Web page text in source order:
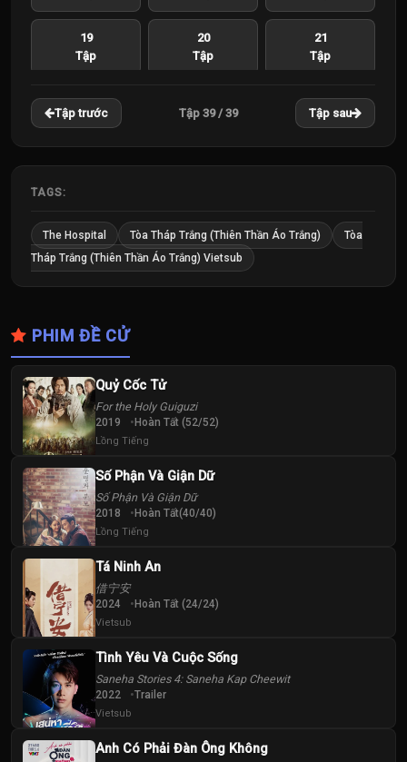
19
Tập
20
Tập
21
Tập
22
Tập
Tập
24
Tập
25
26
27
28
Tập
Tập
30
Tập
34
Tập
37
Tập
38
Tập trước Tập 39 / 39 Tập sau
TAGS:
The Hospital Tòa Tháp Trắng (Thiên Thần Áo Trắng)
Tòa
Tháp Trắng (Thiên Thần Áo Trắng) Vietsub
PHIM ĐỀ CỬ
Quỷ Cốc Tử
For the Holy Guiguzi
2019 Hoàn Tất (52/52)
Lồng Tiếng
Số Phận Và Giận Dữ
Số Phận Và Giận Dữ
2018 Hoàn Tất(40/40)
Lồng Tiếng
Tá Ninh An
借宁安
2024 Hoàn Tất (24/24)
Vietsub
Tình Yêu Và Cuộc Sống
Saneha Stories 4: Saneha Kap Cheewit
2022 Trailer
Vietsub
Anh Có Phải Đàn Ông Không